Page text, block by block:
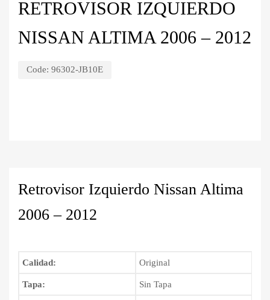
RETROVISOR IZQUIERDO
NISSAN ALTIMA 2006 – 2012
Code: 96302-JB10E
Retrovisor Izquierdo Nissan Altima
2006 – 2012
Calidad: Original
Tapa: Sin Tapa